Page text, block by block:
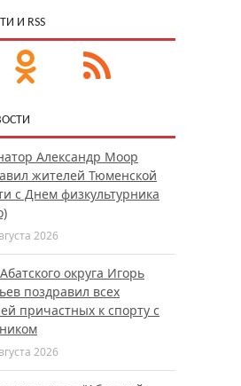
И RSS
Александр Моор
жителей Тюменской
с Днем физкультурника
2026
округа Игорь
поздравил всех
причастных к спорту с
2026